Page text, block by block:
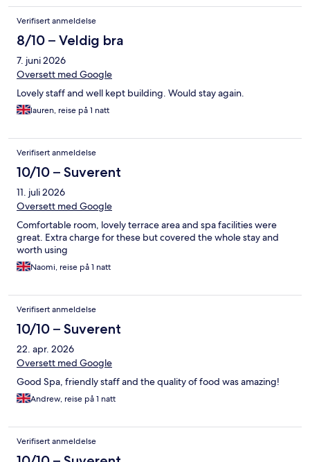
Verifisert anmeldelse
8/10 – Veldig bra
7. juni 2026
Oversett med Google
Lovely staff and well kept building. Would stay again.
lauren, reise på 1 natt
Verifisert anmeldelse
10/10 – Suverent
11. juli 2026
Oversett med Google
Comfortable room, lovely terrace area and spa facilities were
great. Extra charge for these but covered the whole stay and
worth using
Naomi, reise på 1 natt
Verifisert anmeldelse
10/10 – Suverent
22. apr. 2026
Oversett med Google
Good Spa, friendly staff and the quality of food was amazing!
Andrew, reise på 1 natt
Verifisert anmeldelse